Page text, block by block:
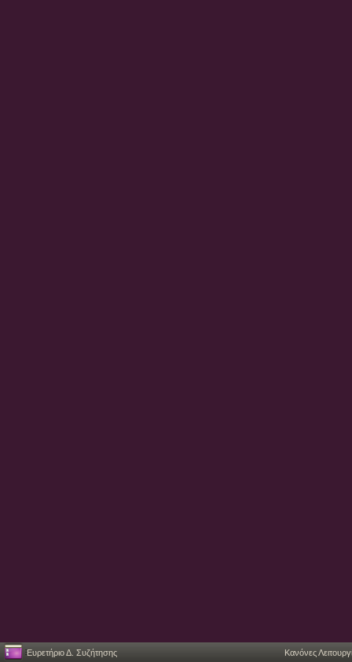
Ευρετήριο Δ. Συζήτησης Κανόνες